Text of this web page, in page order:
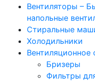
Вентиляторы –
напольные
Стиральные
Холодильники
Вентиляционное
Бризеры
Фильтры